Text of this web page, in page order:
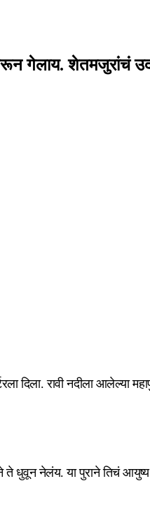
गेलाय. शेतमजुरांचं
दिला. रावी नदीला आलेल्या
ते धुवून नेलंय. या पुराने तिचं